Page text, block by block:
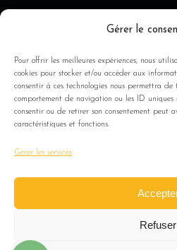
Gérer le
Pour offrir les meilleures expériences, nous
cookies pour stocker et/ou accéder aux
consentir à ces technologies nous permettra
comportement de navigation ou les ID
consentir ou de retirer son consentement peut
caractéristiques et fonctions.
Gérer les services
Refuser
Jusqu’à 8
Au delà de 8
À Propos